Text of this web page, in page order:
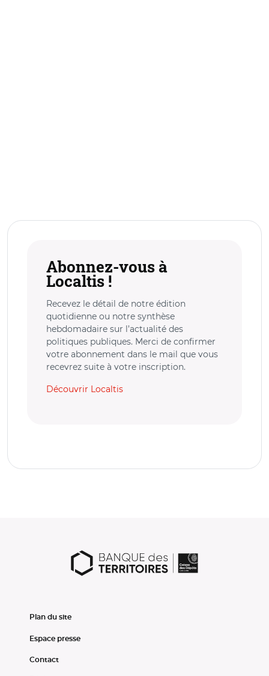
Abonnez-vous à
Localtis !
Recevez le détail de notre édition
quotidienne ou notre synthèse
hebdomadaire sur l’actualité des
politiques publiques. Merci de confirmer
votre abonnement dans le mail que vous
recevrez suite à votre inscription.
Découvrir Localtis
Plan du site
Espace presse
Contact